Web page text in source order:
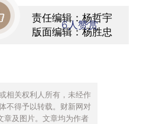
责任编辑：杨哲宇
版面编辑：杨胜忠
6人赞赏
相关权利人所有，未经作
不得予以转载。财新网对
章及图片。文章均为作者